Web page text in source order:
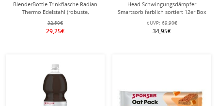
BlenderBottle Trinkflasche Radian
Thermo Edelstahl (robuste,
doppelwandige Isolierung) 770ml
kupferbraun
32,50€
29,25€
Head Schwingungsdämpfer
Smartsorb farblich sortiert 12er Box
eUVP: 69,90€
34,95€